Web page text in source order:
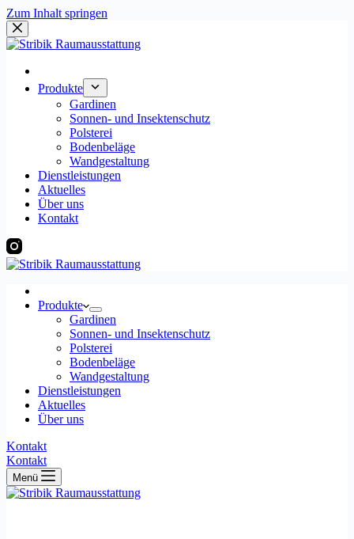
Zum Inhalt springen
Produkte
Gardinen
Sonnen- und Insektenschutz
Polsterei
Bodenbeläge
Wandgestaltung
Dienstleistungen
Aktuelles
Über uns
Kontakt
Produkte
Gardinen
Sonnen- und Insektenschutz
Polsterei
Bodenbeläge
Wandgestaltung
Dienstleistungen
Aktuelles
Über uns
Kontakt
Kontakt
Menü